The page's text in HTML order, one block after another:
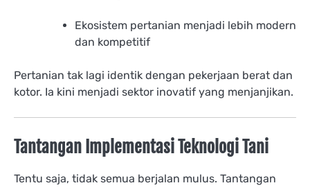
Ekosistem pertanian menjadi lebih modern
dan kompetitif
Pertanian tak lagi identik dengan pekerjaan berat dan
kotor. Ia kini menjadi sektor inovatif yang menjanjikan.
Tantangan Implementasi Teknologi Tani
Tentu saja, tidak semua berjalan mulus. Tantangan